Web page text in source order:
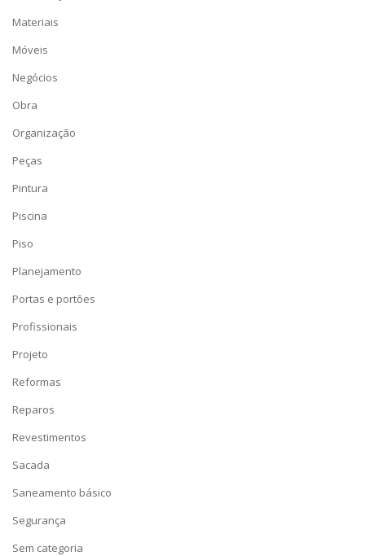
Materiais
Móveis
Negócios
Obra
Organização
Peças
Pintura
Piscina
Piso
Planejamento
Portas e portões
Profissionais
Projeto
Reformas
Reparos
Revestimentos
Sacada
Saneamento básico
Segurança
Sem categoria